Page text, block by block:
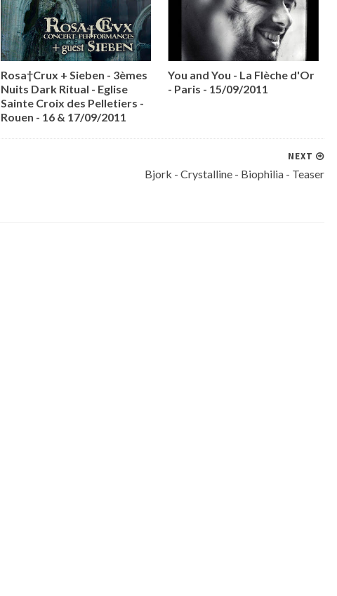
Rosa†Crux + Sieben - 3èmes
Nuits Dark Ritual - Eglise
Sainte Croix des Pelletiers -
Rouen - 16 & 17/09/2011
You and You - La Flèche d'Or
- Paris - 15/09/2011
NEXT
Bjork - Crystalline - Biophilia - Teaser